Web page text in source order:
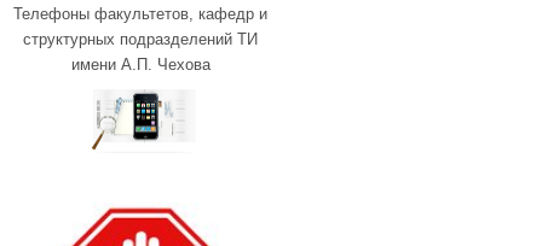
Телефоны факультетов, кафедр и
структурных подразделений ТИ
имени А.П. Чехова